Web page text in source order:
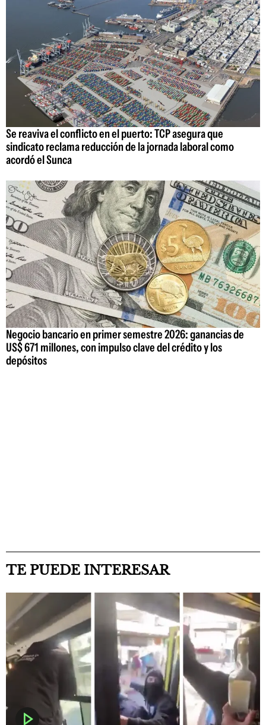
Se reaviva el conflicto en el puerto: TCP asegura que
sindicato reclama reducción de la jornada laboral como
acordó el Sunca
Negocio bancario en primer semestre 2026: ganancias de
US$ 671 millones, con impulso clave del crédito y los
depósitos
TE PUEDE INTERESAR